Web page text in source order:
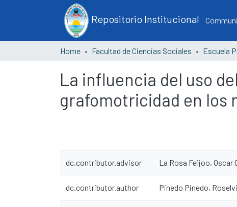
Repositorio Institucional
Home Facultad de Ciencias Sociales
La influencia del uso
grafomotricidad en los
dc.contributor.advisor La Rosa Feijoo, Oscar
dc.contributor.author Pinedo Pinedo, Roselvi